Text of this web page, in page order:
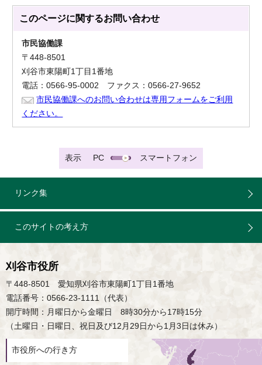
このページに関するお問い合わせ
市民協働課
〒448-8501
刈谷市東陽町1丁目1番地
電話：0566-95-0002 ファクス：0566-27-9652
市民協働課へのお問い合わせは専用フォームをご利用
ください。
表示 PC スマートフォン
リンク集
このサイトの考え方
刈谷市役所
〒448-8501 愛知県刈谷市東陽町1丁目1番地
電話番号：0566-23-1111（代表）
開庁時間：月曜日から金曜日 8時30分から17時15分
（土曜日・日曜日、祝日及び12月29日から1月3日は休み）
市役所への行き方